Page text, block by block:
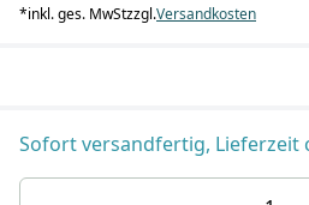
*inkl. ges. MwStzzgl.Versandkosten
Sofort versandfertig, Lieferzeit